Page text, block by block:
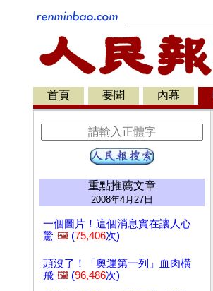
首頁 要聞 內幕
重點推薦文章
2008年4月27日
一個圖片！這個消息實在讓人心
驚 🖼️ (75,406次)
頭沒了！「奧運第一列」血肉橫
飛 🖼️ (96,486次)